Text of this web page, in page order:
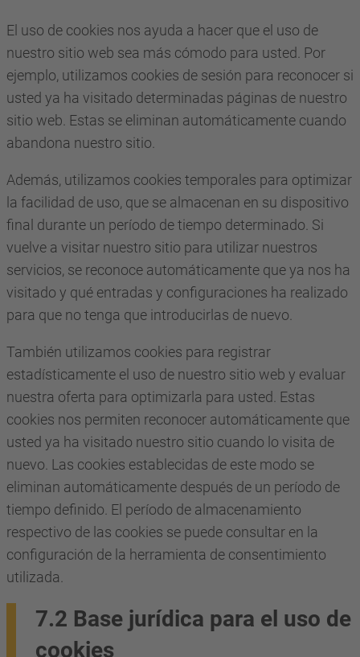
El uso de cookies nos ayuda a hacer que el uso de
nuestro sitio web sea más cómodo para usted. Por
ejemplo, utilizamos cookies de sesión para reconocer si
usted ya ha visitado determinadas páginas de nuestro
sitio web. Estas se eliminan automáticamente cuando
abandona nuestro sitio.
Además, utilizamos cookies temporales para optimizar
la facilidad de uso, que se almacenan en su dispositivo
final durante un período de tiempo determinado. Si
vuelve a visitar nuestro sitio para utilizar nuestros
servicios, se reconoce automáticamente que ya nos ha
visitado y qué entradas y configuraciones ha realizado
para que no tenga que introducirlas de nuevo.
También utilizamos cookies para registrar
estadísticamente el uso de nuestro sitio web y evaluar
nuestra oferta para optimizarla para usted. Estas
cookies nos permiten reconocer automáticamente que
usted ya ha visitado nuestro sitio cuando lo visita de
nuevo. Las cookies establecidas de este modo se
eliminan automáticamente después de un período de
tiempo definido. El período de almacenamiento
respectivo de las cookies se puede consultar en la
configuración de la herramienta de consentimiento
utilizada.
7.2 Base jurídica para el uso de
cookies